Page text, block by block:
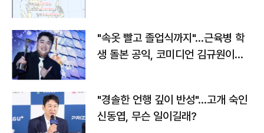
"속옷 빨고 졸업식까지"…근육병 학
생 돌본 공익, 코미디언 김규원이었
"경솔한 언행 깊이 반성"…고개 숙인
신동엽, 무슨 일이길래?